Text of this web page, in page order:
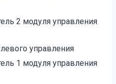
2 модуля управления
управления
1 модуля управления